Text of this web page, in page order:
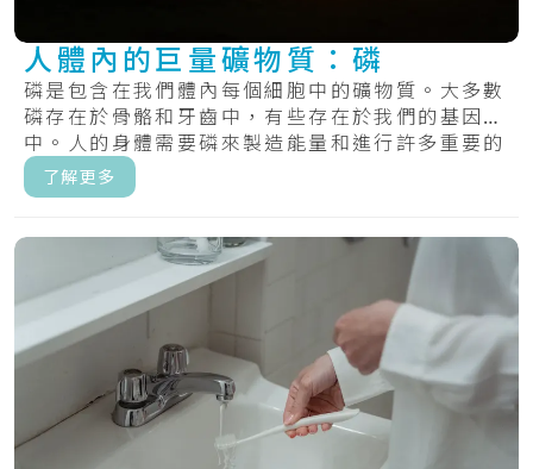
人體內的巨量礦物質：磷
磷是包含在我們體內每個細胞中的礦物質。大多數
磷存在於骨骼和牙齒中，有些存在於我們的基因
中。人的身體需要磷來製造能量和進行許多重要的
化學過.....
了解更多